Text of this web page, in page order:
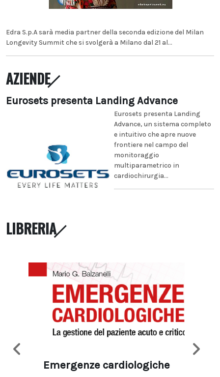
Edra S.p.A sarà media partner della seconda edizione del Milan
Longevity Summit che si svolgerà a Milano dal 21 al...
AZIENDE
Eurosets presenta Landing Advance
Eurosets presenta Landing
Advance, un sistema completo
e intuitivo che apre nuove
frontiere nel campo del
monitoraggio
multiparametrico in
cardiochirurgia...
LIBRERIA
Emergenze cardiologiche